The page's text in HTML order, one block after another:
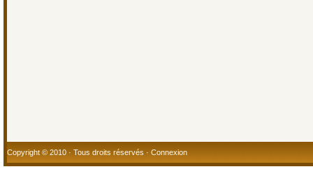
Copyright © 2010 · Tous droits réservés · Connexion